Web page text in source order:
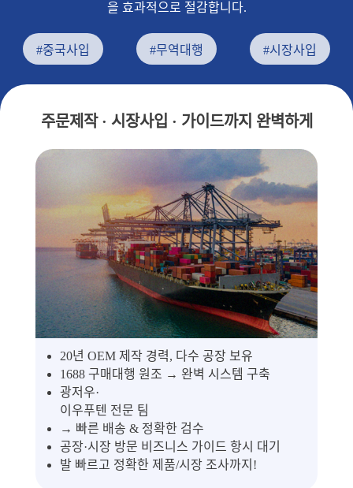
을 효과적으로 절감합니다.
#중국사입 #무역대행 #시장사입
주문제작 · 시장사입 · 가이드까지 완벽하게
20년 OEM 제작 경력, 다수 공장 보유
1688 구매대행 원조 → 완벽 시스템 구축
광저우·
이우푸텐 전문 팀
→ 빠른 배송 & 정확한 검수
공장·시장 방문 비즈니스 가이드 항시 대기
발 빠르고 정확한 제품/시장 조사까지!